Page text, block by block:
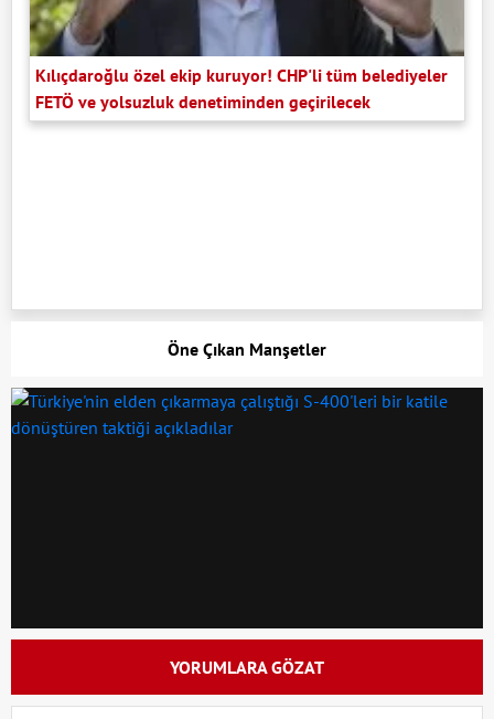
Kılıçdaroğlu özel ekip kuruyor! CHP'li tüm belediyeler
FETÖ ve yolsuzluk denetiminden geçirilecek
Öne Çıkan Manşetler
YORUMLARA GÖZAT